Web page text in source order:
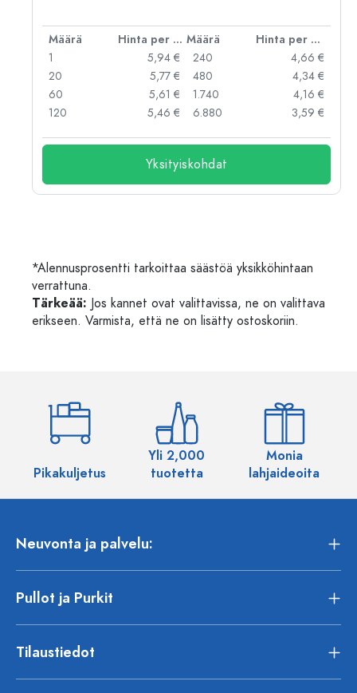
Määrä Hinta per kpl Määrä
Hinta per kpl
1
5,94 €
20
5,77 €
60
5,61 €
120
5,46 €
240
4,66 €
480
4,34 €
1.740
4,16 €
6.880
3,59 €
Yksityiskohdat
*Alennusprosentti tarkoittaa säästöä yksikköhintaan
verrattuna.
Tärkeää: Jos kannet ovat valittavissa, ne on valittava
erikseen. Varmista, että ne on lisätty ostoskoriin.
Pikakuljetus
Yli 2,000
tuotetta
Monia
lahjaideoita
Neuvonta ja palvelu:
Pullot ja Purkit
Tilaustiedot